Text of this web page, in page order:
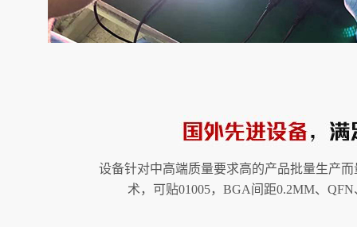
设备针对中高端质量要求高的产品批量生产
术，可贴01005，BGA间距0.2MM、